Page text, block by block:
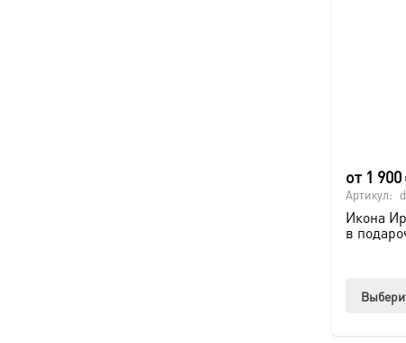
от 1 900
Артикул:
Икона
в